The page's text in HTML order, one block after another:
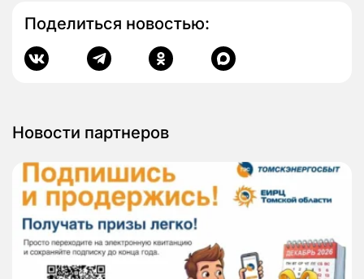
Поделиться новостью:
Новости партнеров